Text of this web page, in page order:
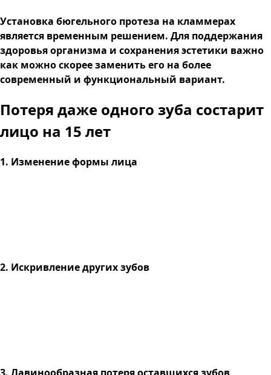
Установка бюгельного протеза на кламмерах
является временным решением. Для поддержания
здоровья организма и сохранения эстетики важно
как можно скорее заменить его на более
современный и функциональный вариант.
Потеря даже одного зуба состарит
лицо на 15 лет
1. Изменение формы лица
2. Искривление других зубов